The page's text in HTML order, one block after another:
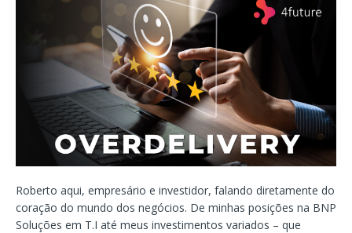
Roberto aqui, empresário e investidor, falando diretamente do
coração do mundo dos negócios. De minhas posições na BNP
Soluções em T.I até meus investimentos variados – que